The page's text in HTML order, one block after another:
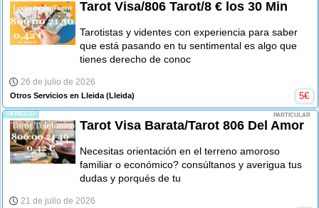
Tarot Visa/806 Tarot/8 € los 30 Min
Tarotistas y videntes con experiencia para saber
que está pasando en tu sentimental es algo que
tienes derecho de conoc
26 de julio de 2026
Otros Servicios en Lleida (Lleida) 5€
-OFREZCO- PARTICULAR
Tarot Visa Barata/Tarot 806 Del Amor
Necesitas orientación en el terreno amoroso
familiar o económico? consúltanos y averigua tus
dudas y porqués de tu
21 de julio de 2026